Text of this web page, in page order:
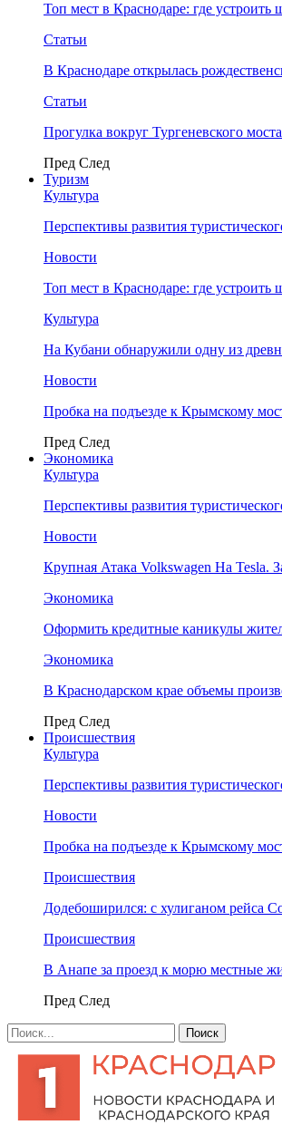
Топ мест в Краснодаре: где
Статьи
В Краснодаре открылась
Статьи
Прогулка вокруг Тургеневского
Пред След
Туризм
Культура
Перспективы развития
Новости
Топ мест в Краснодаре: где
Культура
На Кубани обнаружили одну из
Новости
Пробка на подъезде к Крымскому
Пред След
Экономика
Культура
Перспективы развития
Новости
Крупная Атака Volkswagen На Tesla.
Экономика
Оформить кредитные каникулы
Экономика
В Краснодарском крае объемы
Пред След
Происшествия
Культура
Перспективы развития
Новости
Пробка на подъезде к Крымскому
Происшествия
Додебоширился: с хулиганом рейса
Происшествия
В Анапе за проезд к морю местные
Пред След